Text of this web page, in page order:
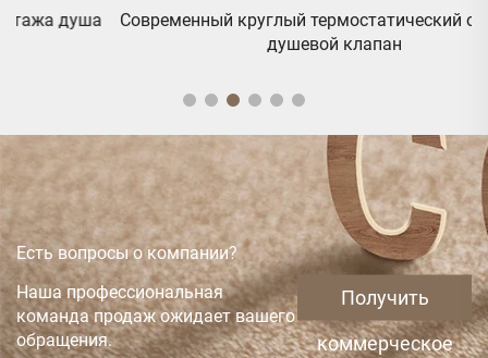
Современный круглый термостатический открытый
душевой клапан
Есть вопросы о компании?
Наша профессиональная
команда продаж ожидает вашего
обращения.
Получить
коммерческое